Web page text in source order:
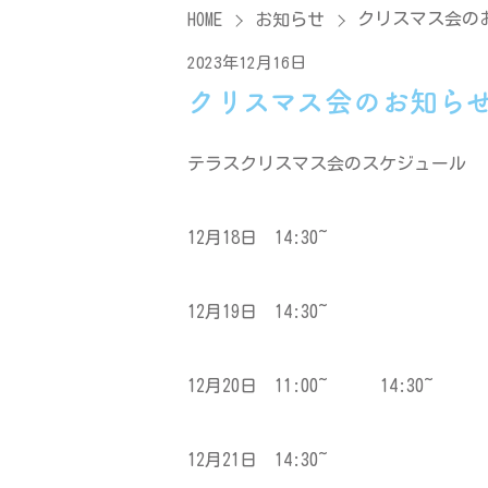
HOME お知らせ クリスマス会の
2023年12月16日
クリスマス会のお知ら
テラスクリスマス会のスケジュール
12月18日 14:30~
12月19日 14:30~
12月20日 11:00~ 14:30~
12月21日 14:30~